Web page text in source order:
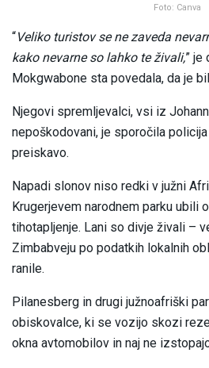
Foto: Canva
“Veliko turistov se ne zaveda
kako nevarne so lahko te živali,” je
Mokgwabone sta povedala, da je
Njegovi spremljevalci, vsi iz
nepoškodovani, je sporočila
preiskavo.
Napadi slonov niso redki v južni
Krugerjevem narodnem parku ubili
tihotapljenje. Lani so divje živali –
Zimbabveju po podatkih lokalnih
ranile.
Pilanesberg in drugi južnoafriški
obiskovalce, ki se vozijo skozi
okna avtomobilov in naj ne